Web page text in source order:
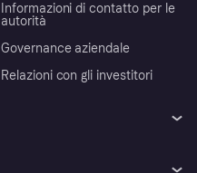
Informazioni di contatto per le
autorità
Governance aziendale
Relazioni con gli investitori